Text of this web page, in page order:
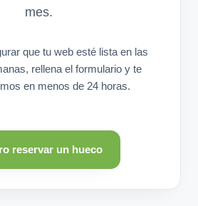
mes.
que tu web esté lista en las
rellena el formulario y te
en menos de 24 horas.
reservar un hueco